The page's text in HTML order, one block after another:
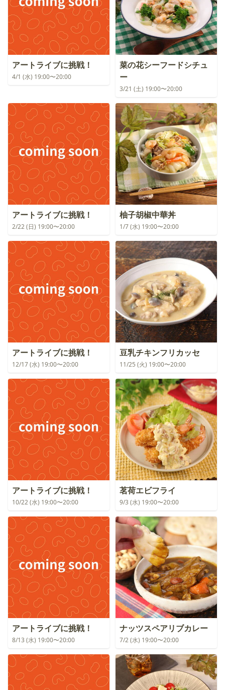
アートライブに挑戦！
4/1 (水) 19:00〜20:00
菜の花シーフードシチュ
ー
3/21 (土) 19:00〜20:00
アートライブに挑戦！
2/22 (日) 19:00〜20:00
柚子胡椒中華丼
1/7 (水) 19:00〜20:00
アートライブに挑戦！
12/17 (水) 19:00〜20:00
豆乳チキンフリカッセ
11/25 (火) 19:00〜20:00
アートライブに挑戦！
10/22 (水) 19:00〜20:00
茗荷エビフライ
9/3 (水) 19:00〜20:00
アートライブに挑戦！
8/13 (水) 19:00〜20:00
ナッツスペアリブカレー
7/2 (水) 19:00〜20:00